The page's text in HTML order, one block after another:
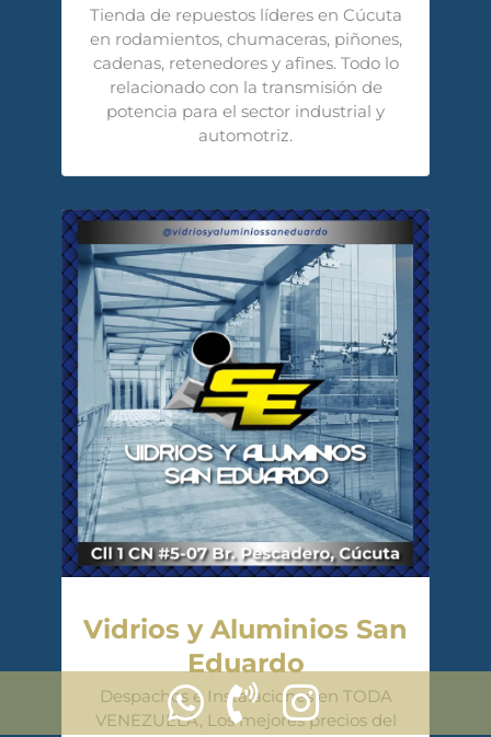
Tienda de repuestos líderes en Cúcuta
en rodamientos, chumaceras, piñones,
cadenas, retenedores y afines. Todo lo
relacionado con la transmisión de
potencia para el sector industrial y
automotriz.
Vidrios y Aluminios San
Eduardo
Despachos e Instalaciones en TODA
VENEZUELA, Los mejores precios del